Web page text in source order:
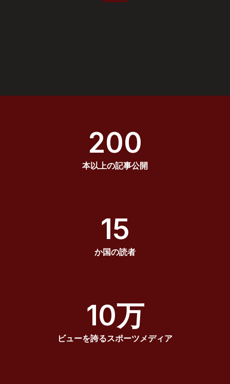
200
本以上の記事公開
15
か国の読者
10万
ビューを誇るスポーツメディア